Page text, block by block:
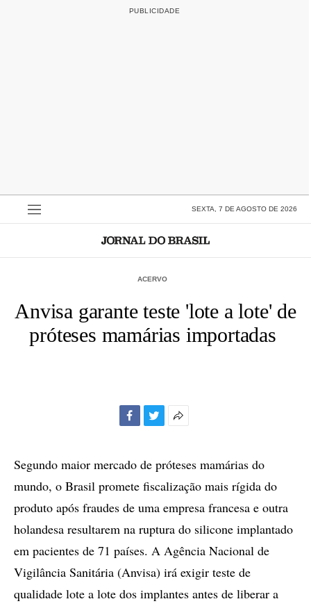
SEXTA, 7 DE AGOSTO DE 2026
ACERVO
Anvisa garante teste 'lote a lote' de
próteses mamárias importadas
compartilhamento
Segundo maior mercado de próteses mamárias do
mundo, o Brasil promete fiscalização mais rígida do
produto após fraudes de uma empresa francesa e outra
holandesa resultarem na ruptura do silicone implantado
em pacientes de 71 países. A Agência Nacional de
Vigilância Sanitária (Anvisa) irá exigir teste de
qualidade lote a lote dos implantes antes de liberar a